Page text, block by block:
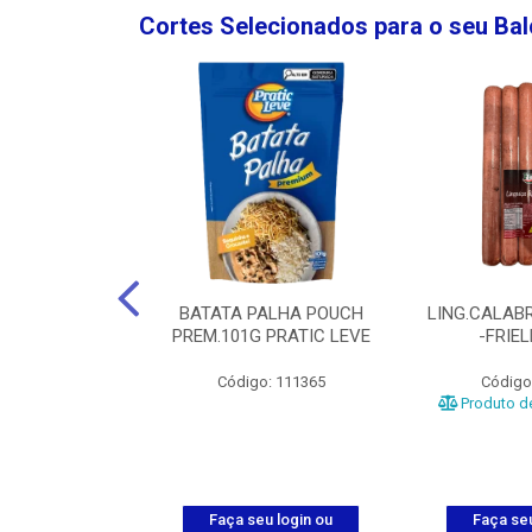
Cortes Selecionados para o seu
BATATA PALHA POUCH
PREM.101G PRATIC LEVE
Código: 111365
Faça seu login ou
-
Produto
Faça